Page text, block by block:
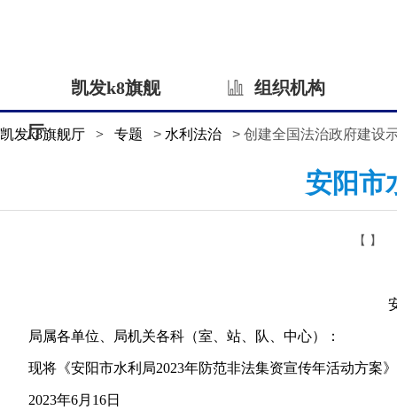
凯发k8旗舰
厅
组织机构
凯发k8旗舰厅 > 专题 > 水利法治 > 创建全国法治政府建设
安阳市
【 】
安
局属各单位、局机关各科（室、站、队、中心）：
现将《安阳市水利局2023年防范非法集资宣传年活动方案
2023年6月16日